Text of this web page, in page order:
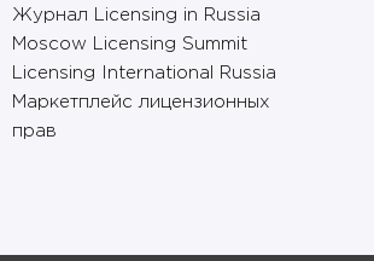
Журнал Licensing in Russia
Moscow Licensing Summit
Licensing International Russia
Маркетплейс лицензионных
прав